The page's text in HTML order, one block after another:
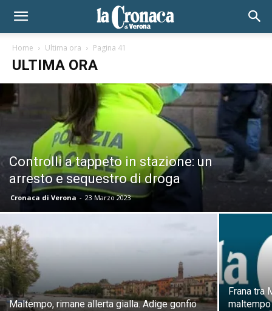
Home Ultima ora Pagina 41
ULTIMA ORA
Controlli a tappeto in stazione: un
arresto e sequestro di droga
Cronaca di Verona - 23 Marzo 2023
Maltempo, rimane allerta gialla. Adige gonfio
Frana tra
maltempo